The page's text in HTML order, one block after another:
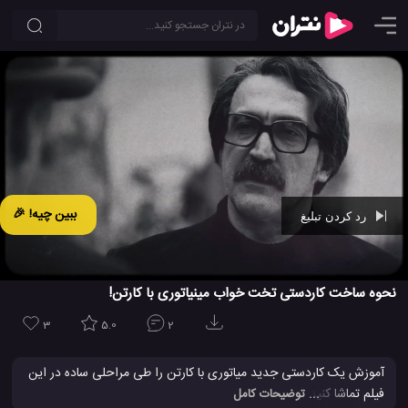
ببین چیه! 🎉
00:29
نحوه ساخت کاردستی تخت خواب مینیاتوری با کارتن!
3 5.0 2
آموزش یک کاردستی جدید میاتوری با کارتن را طی مراحلی ساده در این
فیلم تماشا کنید. این کاردستی یک تخت خواب کوچک مینیاتوری است که
... توضیحات کامل